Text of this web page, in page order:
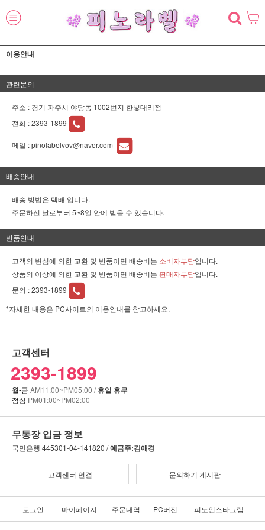
이용안내
관련문의
주소 : 경기 파주시 야당동 1002번지 한빛대리점
전화 :2393-1899
메일 :pinolabelvov@naver.com
배송안내
배송 방법은 택배 입니다.
주문하신 날로부터 5~8일 안에 받을 수 있습니다.
반품안내
고객의 변심에 의한 교환 및 반품이면 배송비는 소비자부담입니다.
상품의 이상에 의한 교환 및 반품이면 배송비는 판매자부담입니다.
문의 :2393-1899
*자세한 내용은 PC사이트의 이용안내를 참고하세요.
고객센터
2393-1899
월-금 AM11:00~PM05:00 /휴일 휴무
점심 PM01:00~PM02:00
무통장 입금 정보
국민은행 445301-04-141820 /예금주:김애경
고객센터 연결 문의하기 게시판
로그인 마이페이지 주문내역 PC버전 피노인스타그램